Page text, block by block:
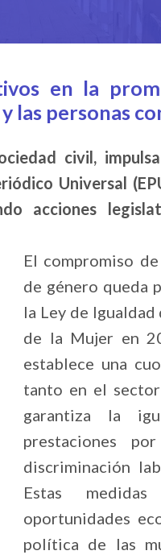
en la
las personas
civil,
Universal
acciones
El compromiso
de género queda
la Ley de
de la Mujer en
establece una
tanto en el
garantiza la
prestaciones
discriminación
Estas
oportunidades
política de las